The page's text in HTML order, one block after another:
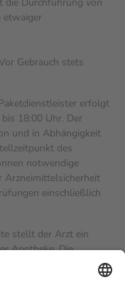
etwaiger
Gebrauch stets
erfolgt
18:00 Uhr. Der
und in Abhängigkeit
des
notwendige
Arzneimittelsicherheit
einschließlich
stellt der Arzt ein
Apotheke. Die
in der Regel die
davon als Zuzahlung